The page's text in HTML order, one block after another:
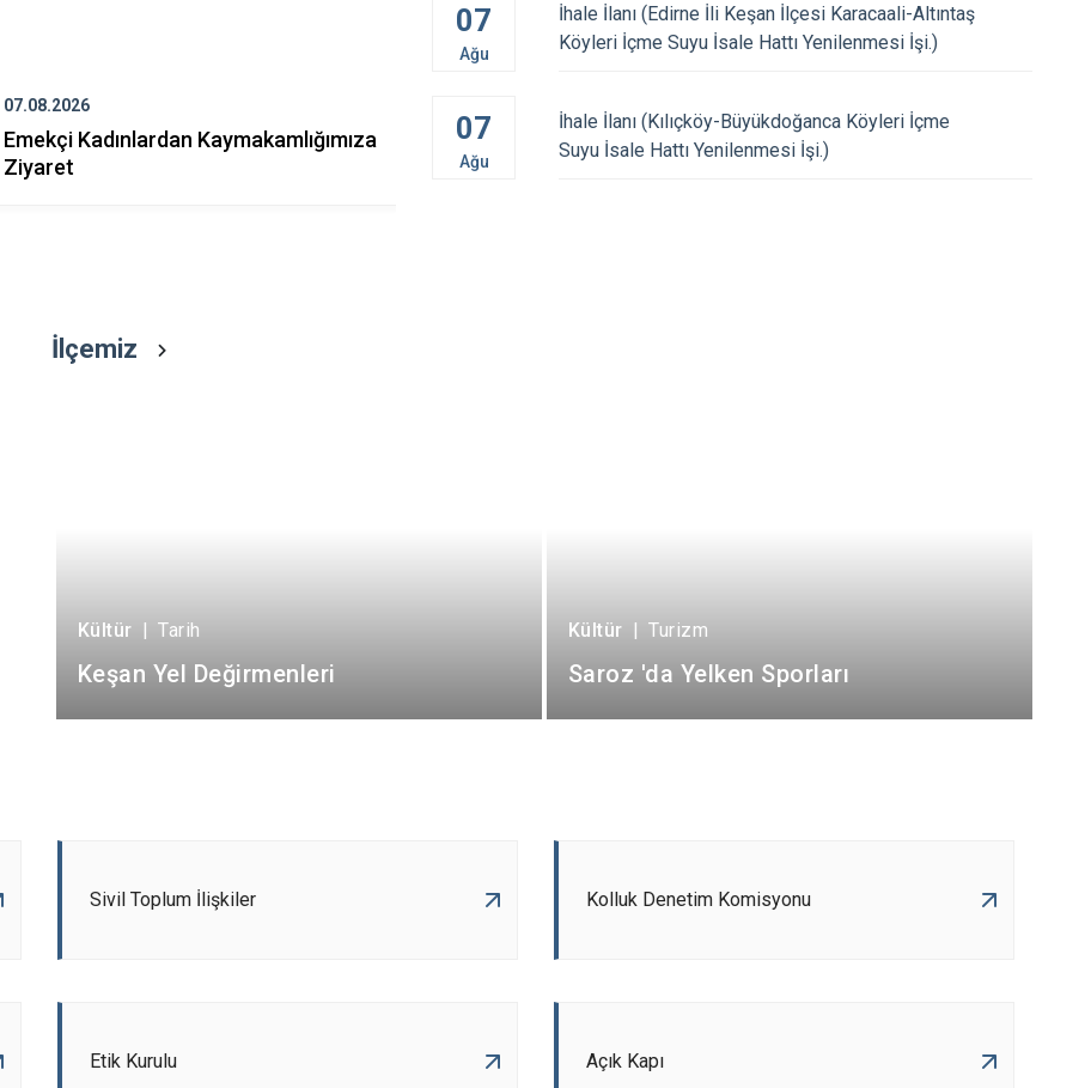
Meriç
Uzunköprü
07.08.2026
Emekçi Kadınlardan Kaymakamlığımıza
Ziyaret
Kaymakamımız Aziz Mercan' a Ziyaret
Yeni Hükümet
07
Ağu
İhale İlanı (Edirne İli Keşan İlçesi Karacaali-Altıntaş
Köyleri İçme Suyu İsale Hattı Yenilenmesi İşi.)
07
Ağu
İhale İlanı (Kılıçköy-Büyükdoğanca Köyleri İçme
Suyu İsale Hattı Yenilenmesi İşi.)
İlçemiz
Kültür | Tarih
Keşan Yel Değirmenleri
Kültür | Turizm
Saroz 'da Yelken Sporları
Sivil Toplum İlişkiler Kolluk Denetim Komisyonu
Etik Kurulu Açık Kapı